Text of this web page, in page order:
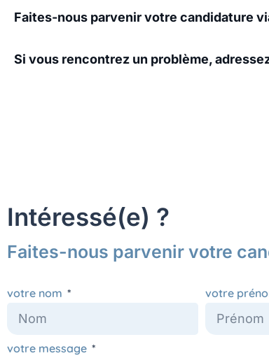
Faites-nous parvenir votre candidature
Si vous rencontrez un problème,
Intéressé(e) ?
Faites-nous parvenir votre
votre nom votre
votre message